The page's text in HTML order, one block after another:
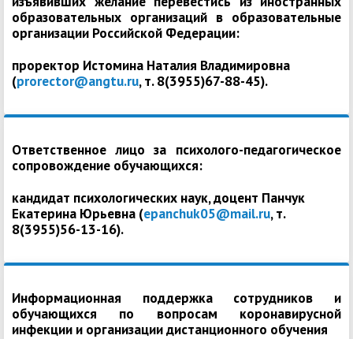
образовательных организаций в образовательные
организации Российской Федерации:
проректор Истомина Наталия Владимировна
(prorector@angtu.ru, т. 8(3955)67-88-45).
Ответственное лицо за психолого-педагогическое
сопровождение обучающихся:
кандидат психологических наук, доцент Панчук
Екатерина Юрьевна (epanchuk05@mail.ru, т.
8(3955)56-13-16).
Информационная поддержка сотрудников и
обучающихся по вопросам коронавирусной
инфекции и организации дистанционного обучения